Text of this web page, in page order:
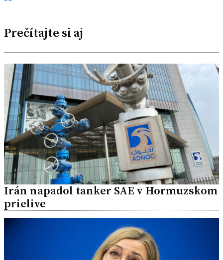
Prečítajte si aj
Irán napadol tanker SAE v Hormuzskom
prielive